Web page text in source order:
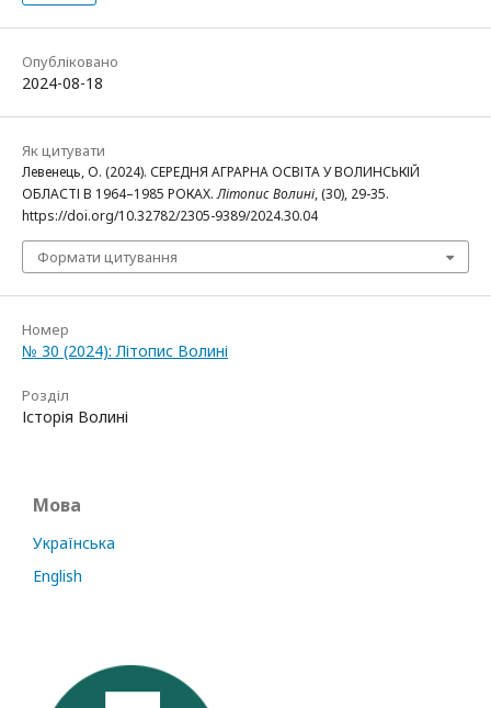
Опубліковано
2024-08-18
Як цитувати
Левенець, О. (2024). СЕРЕДНЯ АГРАРНА ОСВІТА У ВОЛИНСЬКІЙ
ОБЛАСТІ В 1964–1985 РОКАХ.Літопис Волині, (30), 29-35.
https://doi.org/10.32782/2305-9389/2024.30.04
Формати цитування
Номер
№ 30 (2024): Літопис Волині
Розділ
Історія Волині
Мова
Українська
English